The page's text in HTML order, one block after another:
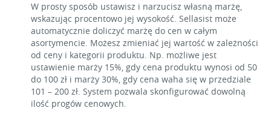
W prosty sposób ustawisz i narzucisz własną marżę,
wskazując procentowo jej wysokość. Sellasist może
automatycznie doliczyć marżę do cen w całym
asortymencie. Możesz zmieniać jej wartość w zależności
od ceny i kategorii produktu. Np. możliwe jest
ustawienie marży 15%, gdy cena produktu wynosi od 50
do 100 zł i marży 30%, gdy cena waha się w przedziale
101 – 200 zł. System pozwala skonfigurować dowolną
ilość progów cenowych.